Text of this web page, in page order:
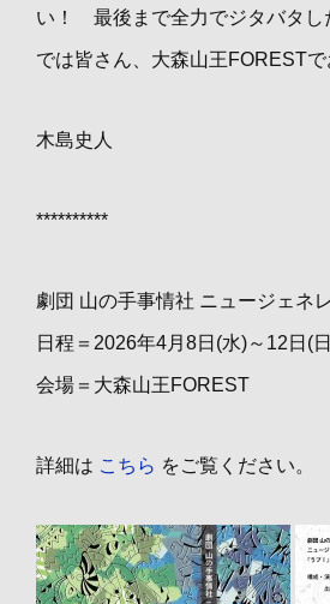
い！ 最後まで全力でジタバタ
では皆さん、大森山王FORESTで
木島史人
**********
劇団 山の手事情社 ニュージェネ
日程＝2026年4月8日(水)～12日(
会場＝大森山王FOREST
詳細は こちら をご覧ください。